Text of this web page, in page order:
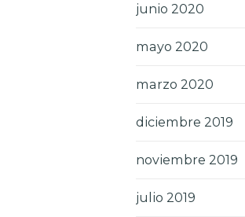
junio 2020
mayo 2020
marzo 2020
diciembre 2019
noviembre 2019
julio 2019